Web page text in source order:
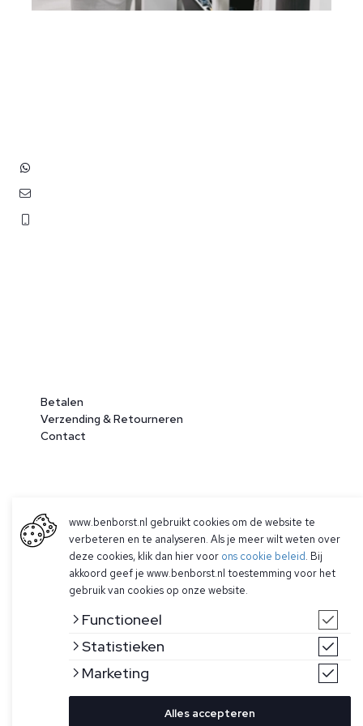
Betalen
Verzending & Retourneren
Contact
© 2026 Ben Borst
|Algemene voorwaarden |Privacy Policy
www.benborst.nl gebruikt cookies om de website te
verbeteren en te analyseren. Als je meer wilt weten over
deze cookies, klik dan hier voor ons cookie beleid. Bij
akkoord geef je www.benborst.nl toestemming voor het
gebruik van cookies op onze website.
Functioneel
Statistieken
Marketing
Alles accepteren